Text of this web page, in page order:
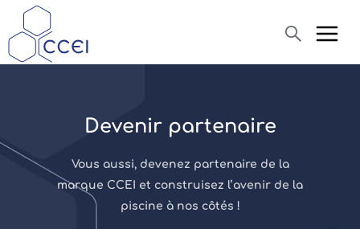
Qui sommes-nous ?
Produits
Actualités
Devenir partenaire
Vous aussi, devenez partenaire de la
marque CCEI et construisez l’avenir de la
piscine à nos côtés !